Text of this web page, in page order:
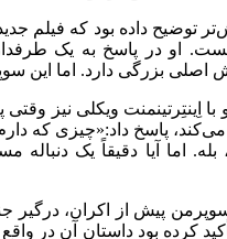
توضیح داده بود که فیلم
او در پاسخ به یک
بزرگی دارد. اما این سوپرمن ۲
با اِینتِرتینمنت ویکلی نیز
می‌کند، پاسخ داد:«چیزی که
بله. اما آیا دقیقاً یک
پیش از اکران، درگیر
کرده بود داستان آن در